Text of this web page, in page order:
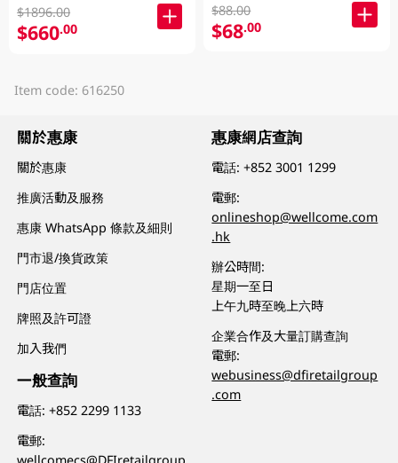
$1896.00
$660.00
$88.00
$68.00
Item code: 616250
關於惠康
關於惠康
推廣活動及服務
惠康 WhatsApp 條款及細則
門市退/換貨政策
門店位置
牌照及許可證
加入我們
一般查詢
電話:+852 2299 1133
電郵:
惠康網店查詢
電話:+852 3001 1299
電郵:
onlineshop@wellcome.com
.hk
辦公時間:
星期一至日
上午九時至晚上六時
企業合作及大量訂購查詢
電郵:
webusiness@dfiretailgroup
.com